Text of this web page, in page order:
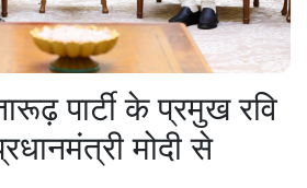
पार्टी के प्रमुख रवि
मोदी से